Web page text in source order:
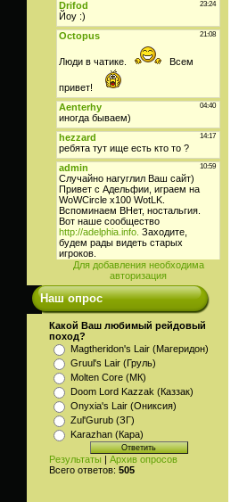
Для добавления необходима
авторизация
Наш опрос
Какой Ваш любимый рейдовый
поход?
Magtheridon's Lair (Магеридон)
Gruul's Lair (Груль)
Molten Core (МК)
Doom Lord Kazzak (Каззак)
Onyxia's Lair (Ониксия)
Zul'Gurub (ЗГ)
Karazhan (Кара)
Результаты | Архив опросов
Всего ответов: 505